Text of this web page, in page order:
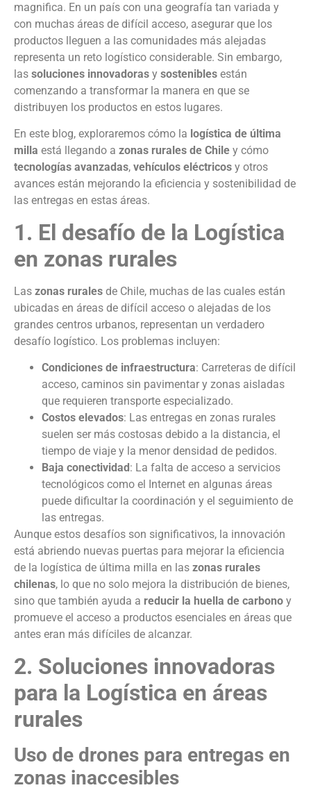
magnifica. En un país con una geografía tan variada y
con muchas áreas de difícil acceso, asegurar que los
productos lleguen a las comunidades más alejadas
representa un reto logístico considerable. Sin embargo,
las soluciones innovadoras y sostenibles están
comenzando a transformar la manera en que se
distribuyen los productos en estos lugares.
En este blog, exploraremos cómo la logística de última
milla está llegando a zonas rurales de Chile y cómo
tecnologías avanzadas, vehículos eléctricos y otros
avances están mejorando la eficiencia y sostenibilidad de
las entregas en estas áreas.
1. El desafío de la Logística
en zonas rurales
Las zonas rurales de Chile, muchas de las cuales están
ubicadas en áreas de difícil acceso o alejadas de los
grandes centros urbanos, representan un verdadero
desafío logístico. Los problemas incluyen:
Condiciones de infraestructura: Carreteras de difícil
acceso, caminos sin pavimentar y zonas aisladas
que requieren transporte especializado.
Costos elevados: Las entregas en zonas rurales
suelen ser más costosas debido a la distancia, el
tiempo de viaje y la menor densidad de pedidos.
Baja conectividad : La falta de acceso a servicios
tecnológicos como el Internet en algunas áreas
puede dificultar la coordinación y el seguimiento de
las entregas.
Aunque estos desafíos son significativos, la innovación
está abriendo nuevas puertas para mejorar la eficiencia
de la logística de última milla en las zonas rurales
chilenas, lo que no solo mejora la distribución de bienes,
sino que también ayuda a reducir la huella de carbono y
promueve el acceso a productos esenciales en áreas que
antes eran más difíciles de alcanzar.
2. Soluciones innovadoras
para la Logística en áreas
rurales
Uso de drones para entregas en
zonas inaccesibles